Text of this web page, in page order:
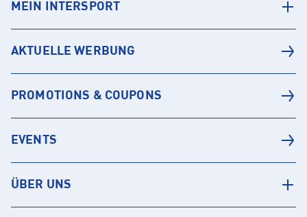
MEIN INTERSPORT
AKTUELLE WERBUNG
PROMOTIONS & COUPONS
EVENTS
ÜBER UNS